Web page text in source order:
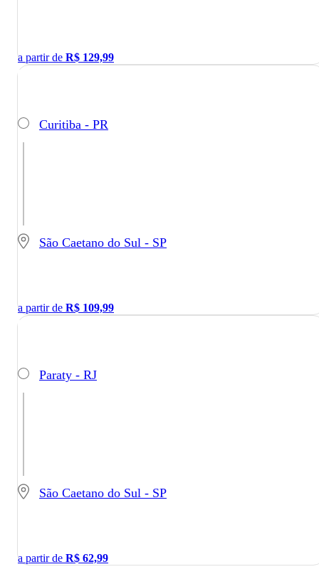
a partir de R$ 129,99
Curitiba - PR
São Caetano do Sul - SP
a partir de R$ 109,99
Paraty - RJ
São Caetano do Sul - SP
a partir de R$ 62,99